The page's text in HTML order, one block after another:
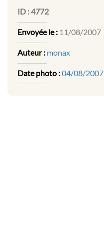
ID :4772
Envoyée le : 11/08/2007
Auteur : monax
Date photo :04/08/2007